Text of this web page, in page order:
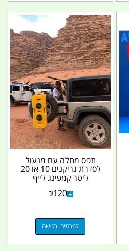
תפס מתלה עם מנעול
לסדרת גריקנים 10 או 20
ליטר קמפינג לייף
₪120
לפרטים ורכישה